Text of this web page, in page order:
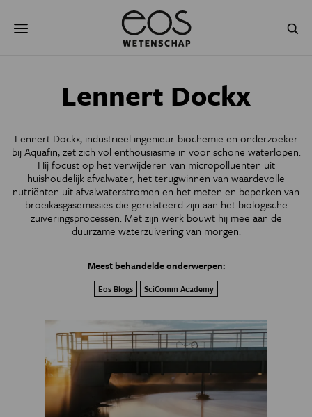
naar
GEZONDHEID RUIMTE
NATUURWETENSCHAPPEN GESCHIEDENIS
PSYCHE & BREIN BLOGS
PODCAST AGENDA
Lennert Dockx
Lennert Dockx, industrieel ingenieur biochemie en onderzoeker
bij Aquafin, zet zich vol enthousiasme in voor schone waterlopen.
Hij focust op het verwijderen van micropolluenten uit
huishoudelijk afvalwater, het terugwinnen van waardevolle
nutriënten uit afvalwaterstromen en het meten en beperken van
broeikasgasemissies die gerelateerd zijn aan het biologische
zuiveringsprocessen. Met zijn werk bouwt hij mee aan de
duurzame waterzuivering van morgen.
Meest behandelde onderwerpen:
Eos Blogs SciComm Academy